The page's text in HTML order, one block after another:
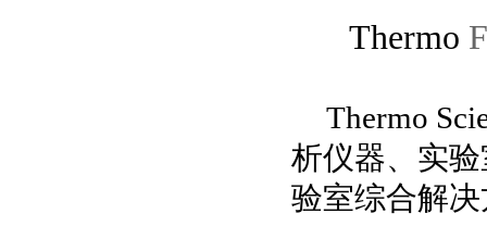
Thermo
Thermo
析仪器、实
验室综合解